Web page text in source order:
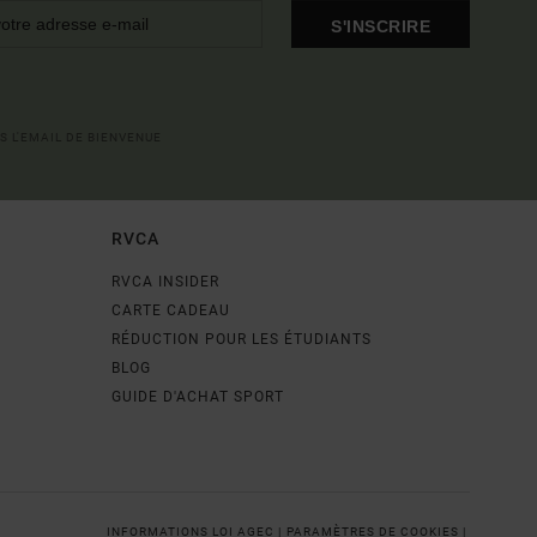
S'INSCRIRE
RVCA
RVCA INSIDER
CARTE CADEAU
RÉDUCTION POUR LES ÉTUDIANTS
BLOG
GUIDE D'ACHAT SPORT
INFORMATIONS LOI AGEC | PARAMÈTRES DE COOKIES |